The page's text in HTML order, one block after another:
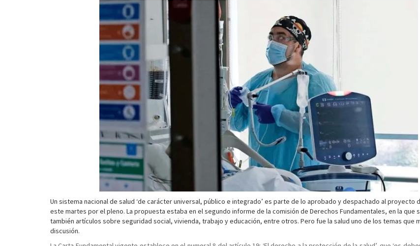
Un sistema nacional de salud ‘de carácter universal, público e integrado’ es parte de lo aprobado y despachado al proyecto
este martes por el pleno. La propuesta estaba en el segundo informe de la comisión de Derechos Fundamentales, en la que
también artículos sobre seguridad social, vivienda, trabajo y educación, entre otros. Pero fue la salud uno de los temas que
discusión.